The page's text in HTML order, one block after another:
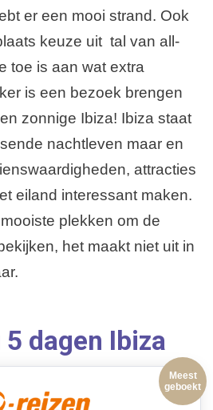
er een mooi strand. Ook
keuze uit tal van all-
toe is aan wat extra
is een bezoek brengen
zonnige Ibiza! Ibiza staat
nachtleven maar en
attracties
eiland interessant maken.
plekken om de
het maakt niet uit in
5 dagen Ibiza
Meest
geboekt